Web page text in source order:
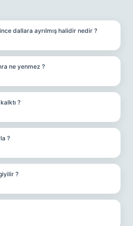
dallara ayrılmış halidir nedir ?
ne yenmez ?
?
?
?